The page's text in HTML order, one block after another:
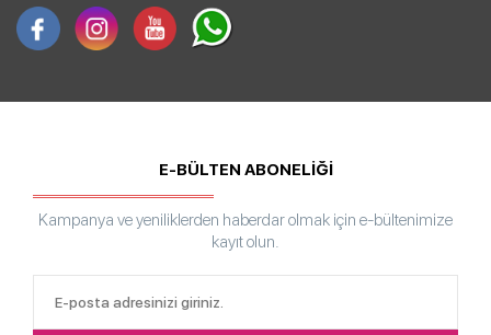
E-BÜLTEN ABONELİĞİ
Kampanya ve yeniliklerden haberdar olmak için e-bültenimize
kayıt olun.